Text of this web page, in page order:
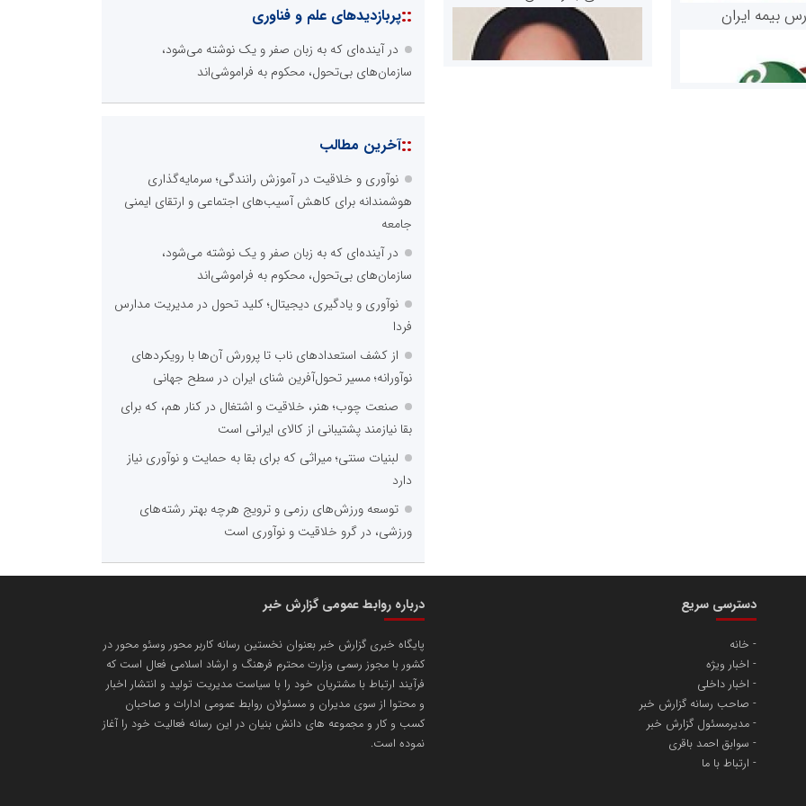
بیمه ایران
ایرانیان
تولیدکنندگان
::پربازدیدهای علم و فناوری
در آینده‌ای که به زبان صفر و یک نوشته می‌شود،
سازمان‌های بی‌تحول، محکوم به فراموشی‌اند
::آخرین مطالب
نوآوری و خلاقیت در آموزش رانندگی؛ سرمایه‌گذاری
هوشمندانه برای کاهش آسیب‌های اجتماعی و ارتقای ایمنی
جامعه
در آینده‌ای که به زبان صفر و یک نوشته می‌شود،
سازمان‌های بی‌تحول، محکوم به فراموشی‌اند
نوآوری و یادگیری دیجیتال؛ کلید تحول در مدیریت مدارس
فردا
از کشف استعدادهای ناب تا پرورش آن‌ها با رویکردهای
نوآورانه؛ مسیر تحول‌آفرین شنای ایران در سطح جهانی
صنعت چوب؛ هنر، خلاقیت و اشتغال در کنار هم، که برای
بقا نیازمند پشتیبانی از کالای ایرانی است
لبنیات سنتی؛ میراثی که برای بقا به حمایت و نوآوری نیاز
دارد
توسعه ورزش‌های رزمی و ترویج هرچه بهتر رشته‌های
ورزشی، در گرو خلاقیت و نوآوری است
دسترسی سریع
خانه
اخبار ویژه
اخبار داخلی
صاحب رسانه گزارش خبر
مدیرمسئول گزارش خبر
سوابق احمد باقری
ارتباط با ما
درباره روابط عمومی گزارش خبر
پایگاه خبری گزارش خبر بعنوان نخستین رسانه کاربر محور وسئو محور در
کشور با مجوز رسمی وزارت محترم فرهنگ و ارشاد اسلامی فعال است که
فرآیند ارتباط با مشتریان خود را با سیاست مدیریت تولید و انتشار اخبار
و محتوا از سوی مدیران و مسئولان روابط عمومی ادارات و صاحبان
کسب و کار و مجموعه های دانش بنیان در این رسانه فعالیت خود را آغاز
نموده است.